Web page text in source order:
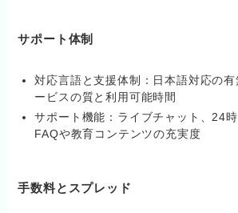
サポート体制
対応言語と支援体制：日本語対応の
ービスの質と利用可能時間
サポート機能：ライブチャット、24時
FAQや教育コンテンツの充実度
手数料とスプレッド